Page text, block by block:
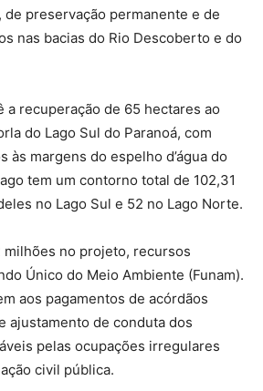
de preservação permanente e de
nas bacias do Rio Descoberto e do
a recuperação de 65 hectares ao
do Lago Sul do Paranoá, com
às margens do espelho d’água do
tem um contorno total de 102,31
no Lago Sul e 52 no Lago Norte.
milhões no projeto, recursos
Único do Meio Ambiente (Funam).
aos pagamentos de acórdãos
ajustamento de conduta dos
pelas ocupações irregulares
civil pública.